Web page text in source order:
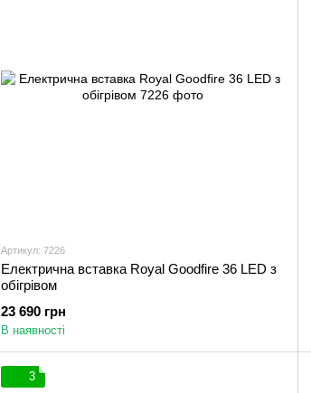
Артикул: 7226
Електрична вставка Royal Goodfire 36 LED з
обігрівом
23 690 грн
В наявності
3